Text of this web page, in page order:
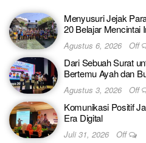
Menyusuri Jejak
20 Belajar Mencintai
Agustus 6, 2026 Off
Dari Sebuah Surat
Bertemu Ayah dan
Agustus 3, 2026 Off
Komunikasi Positif
Era Digital
Juli 31, 2026 Off